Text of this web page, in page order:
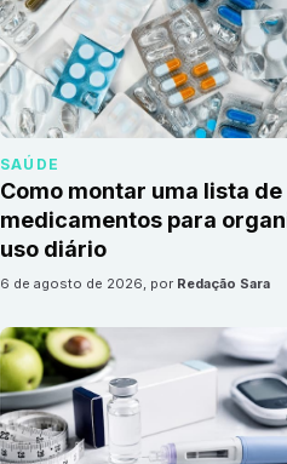
SAÚDE
Como montar uma lista de
medicamentos para
uso diário
6 de agosto de 2026, por Redação Sara